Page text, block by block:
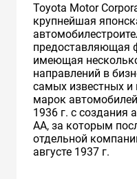
Toyota Motor
крупнейшая
предоставляющая
имеющая
направлений в
самых известных и
марок
1936 г. с создания
AA, за которым
отдельной
августе 1937 г.